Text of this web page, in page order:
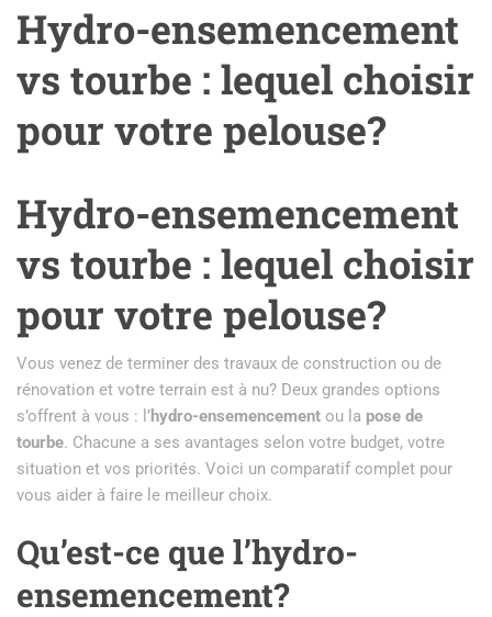
Hydro-ensemencement
vs tourbe : lequel choisir
pour votre pelouse?
Hydro-ensemencement
vs tourbe : lequel choisir
pour votre pelouse?
Vous venez de terminer des travaux de construction ou de
rénovation et votre terrain est à nu? Deux grandes options
s’offrent à vous : l’hydro-ensemencement ou la pose de
tourbe. Chacune a ses avantages selon votre budget, votre
situation et vos priorités. Voici un comparatif complet pour
vous aider à faire le meilleur choix.
Qu’est-ce que l’hydro-
ensemencement?